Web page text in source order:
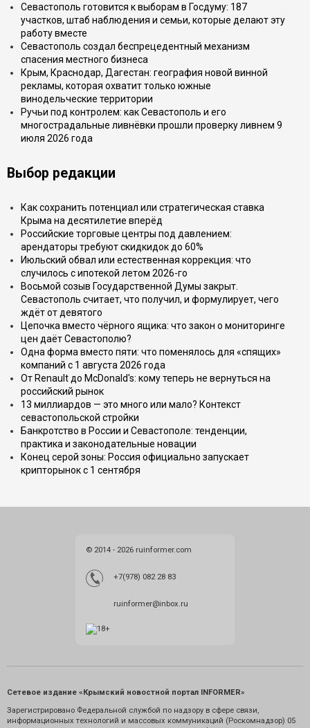
Севастополь готовится к выборам в Госдуму: 187
участков, штаб наблюдения и семьи, которые делают эту
работу вместе
Севастополь создал беспрецедентный механизм
спасения местного бизнеса
Крым, Краснодар, Дагестан: география новой винной
рекламы, которая охватит только южные
винодельческие территории
Ручьи под контролем: как Севастополь и его
многострадальные ливнёвки прошли проверку ливнем 9
июля 2026 года
Выбор редакции
Как сохранить потенциал или стратегическая ставка
Крыма на десятилетие вперёд
Российские торговые центры под давлением:
арендаторы требуют скидкидок до 60%
Июльский обвал или естественная коррекция: что
случилось с ипотекой летом 2026-го
Восьмой созыв Государственной Думы закрыт.
Севастополь считает, что получил, и формулирует, чего
ждёт от девятого
Цепочка вместо чёрного ящика: что закон о мониторинге
цен даёт Севастополю?
Одна форма вместо пяти: что поменялось для «спящих»
компаний с 1 августа 2026 года
От Renault до McDonald's: кому теперь не вернуться на
российский рынок
13 миллиардов — это много или мало? Контекст
севастопольской стройки
Банкротство в России и Севастополе: тенденции,
практика и законодательные новации
Конец серой зоны: Россия официально запускает
крипторынок с 1 сентября
© 2014 - 2026 ruinformer.com
+7(978) 082 28 83
ruinformer@inbox.ru
Сетевое издание «Крымский новостной портал INFORMER»
Зарегистрировано Федеральной службой по надзору в сфере связи,
информационных технологий и массовых коммуникаций (Роскомнадзор) 05